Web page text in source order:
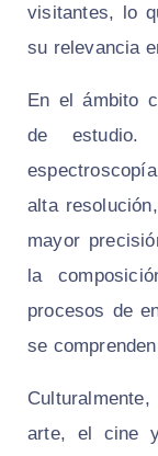
visitantes, lo
su relevancia
En el ámbito
de estudio.
alta
mayor
la
procesos de
se
arte, el cine